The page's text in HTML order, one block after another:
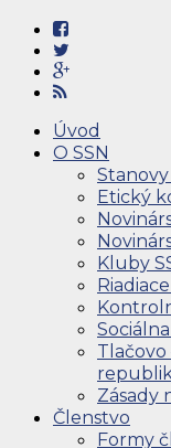
Úvod
O SSN
Etický
Kluby
Tlačovo
Zásady
Členstvo
Formy